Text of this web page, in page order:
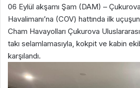
06 Eylül akşamı Şam (DAM) –
Havalimanı’na (COV) hattında ilk
Cham Havayolları Çukurova
takı selamlamasıyla, kokpit ve kabin
karşılandı.